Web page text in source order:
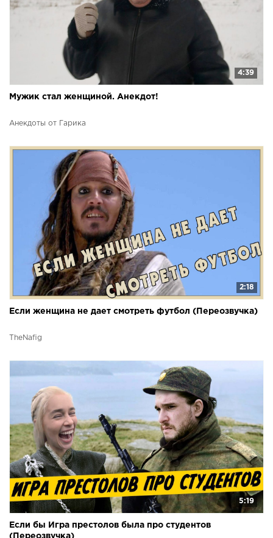
4:39
Мужик стал женщиной. Анекдот!
Анекдоты от Гарика
2:18
Если женщина не дает смотреть футбол (Переозвучка)
TheNafig
5:19
Если бы Игра престолов была про студентов
(Переозвучка)